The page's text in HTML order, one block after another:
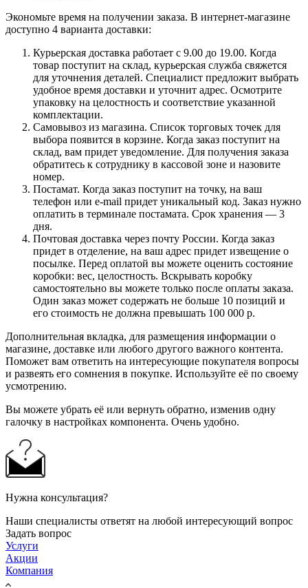
Экономьте время на получении заказа. В интернет-магазине
доступно 4 варианта доставки:
Курьерская доставка работает с 9.00 до 19.00. Когда
товар поступит на склад, курьерская служба свяжется
для уточнения деталей. Специалист предложит выбрать
удобное время доставки и уточнит адрес. Осмотрите
упаковку на целостность и соответствие указанной
комплектации.
Самовывоз из магазина. Список торговых точек для
выбора появится в корзине. Когда заказ поступит на
склад, вам придет уведомление. Для получения заказа
обратитесь к сотруднику в кассовой зоне и назовите
номер.
Постамат. Когда заказ поступит на точку, на ваш
телефон или e-mail придет уникальный код. Заказ нужно
оплатить в терминале постамата. Срок хранения — 3
дня.
Почтовая доставка через почту России. Когда заказ
придет в отделение, на ваш адрес придет извещение о
посылке. Перед оплатой вы можете оценить состояние
коробки: вес, целостность. Вскрывать коробку
самостоятельно вы можете только после оплаты заказа.
Один заказ может содержать не больше 10 позиций и
его стоимость не должна превышать 100 000 р.
Дополнительная вкладка, для размещения информации о
магазине, доставке или любого другого важного контента.
Поможет вам ответить на интересующие покупателя вопросы
и развеять его сомнения в покупке. Используйте её по своему
усмотрению.
Вы можете убрать её или вернуть обратно, изменив одну
галочку в настройках компонента. Очень удобно.
Нужна консультация?
Наши специалисты ответят на любой интересующий вопрос
Задать вопрос
Услуги
Акции
Компания